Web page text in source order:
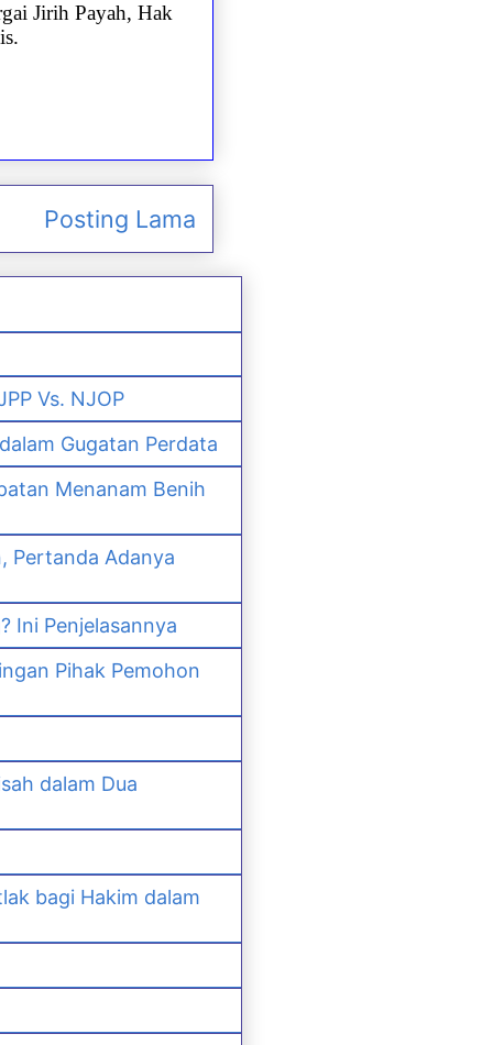
Jirih Payah, Hak
Posting Lama
Vs. NJOP
Gugatan Perdata
Menanam Benih
Pertanda Adanya
Ini Penjelasannya
Pihak Pemohon
dalam Dua
bagi Hakim dalam